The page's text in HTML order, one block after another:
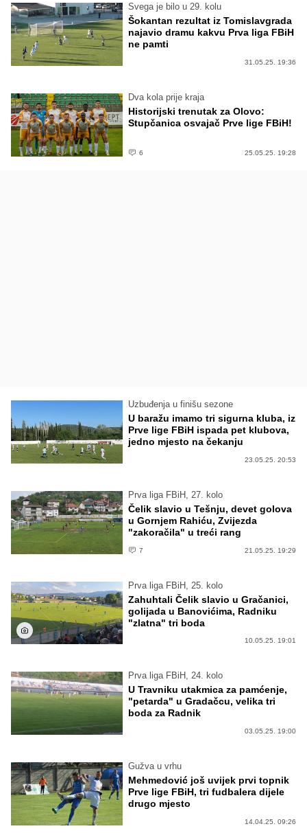
Svega je bilo u 29. kolu
Šokantan rezultat iz Tomislavgrada
najavio dramu kakvu Prva liga FBiH
ne pamti
31.05.25. 19:36
Dva kola prije kraja
Historijski trenutak za Olovo:
Stupčanica osvajač Prve lige FBiH!
6 25.05.25. 19:28
Uzbuđenja u finišu sezone
U baražu imamo tri sigurna kluba, iz
Prve lige FBiH ispada pet klubova,
jedno mjesto na čekanju
23.05.25. 20:53
Prva liga FBiH, 27. kolo
Čelik slavio u Tešnju, devet golova
u Gornjem Rahiću, Zvijezda
"zakoračila" u treći rang
7 21.05.25. 19:29
Prva liga FBiH, 25. kolo
Zahuhtali Čelik slavio u Gračanici,
golijada u Banovićima, Radniku
"zlatna" tri boda
10.05.25. 19:01
Prva liga FBiH, 24. kolo
U Travniku utakmica za pamćenje,
"petarda" u Gradačcu, velika tri
boda za Radnik
03.05.25. 19:00
Gužva u vrhu
Mehmedović još uvijek prvi topnik
Prve lige FBiH, tri fudbalera dijele
drugo mjesto
14.04.25. 09:26